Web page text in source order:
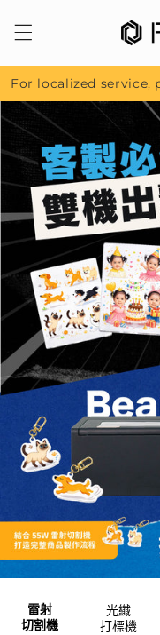
容
For localized
雷射
切割機
光纖
打標機